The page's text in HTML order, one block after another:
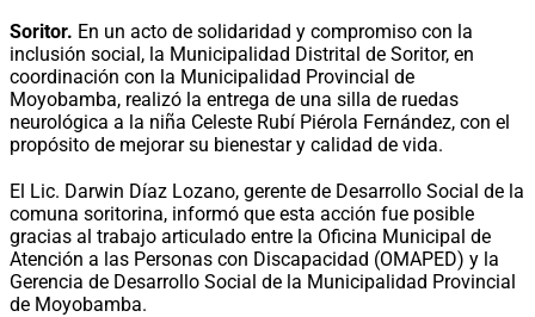
Soritor. En un acto de solidaridad y compromiso con la
inclusión social, la Municipalidad Distrital de Soritor, en
coordinación con la Municipalidad Provincial de
Moyobamba, realizó la entrega de una silla de ruedas
neurológica a la niña Celeste Rubí Piérola Fernández, con el
propósito de mejorar su bienestar y calidad de vida.
El Lic. Darwin Díaz Lozano, gerente de Desarrollo Social de la
comuna soritorina, informó que esta acción fue posible
gracias al trabajo articulado entre la Oficina Municipal de
Atención a las Personas con Discapacidad (OMAPED) y la
Gerencia de Desarrollo Social de la Municipalidad Provincial
de Moyobamba.